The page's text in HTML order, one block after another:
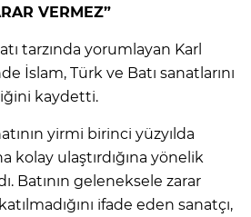
VERMEZ”
tarzında yorumlayan Karl
İslam, Türk ve Batı sanatlarını
kaydetti.
yirmi birinci yüzyılda
kolay ulaştırdığına yönelik
Batının geleneksele zarar
ifade eden sanatçı,